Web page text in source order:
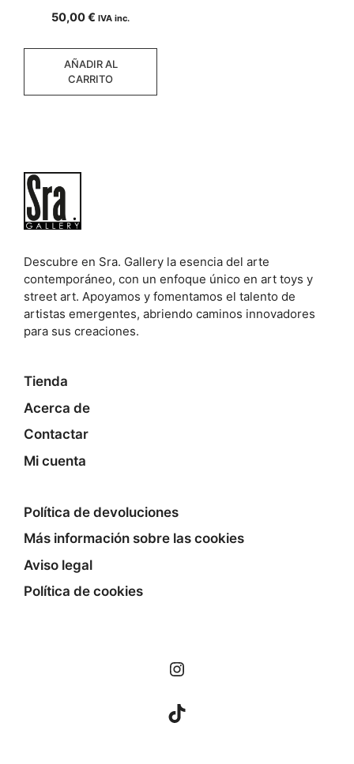
d
50,00€ IVA inc.
AÑADIR AL
CARRITO
Descubre en Sra. Gallery la esencia del arte
contemporáneo, con un enfoque único en art toys y
street art. Apoyamos y fomentamos el talento de
artistas emergentes, abriendo caminos innovadores
para sus creaciones.
Tienda
Acerca de
Contactar
Mi cuenta
Política de devoluciones
Más información sobre las cookies
Aviso legal
Política de cookies
Instagram
TikTok